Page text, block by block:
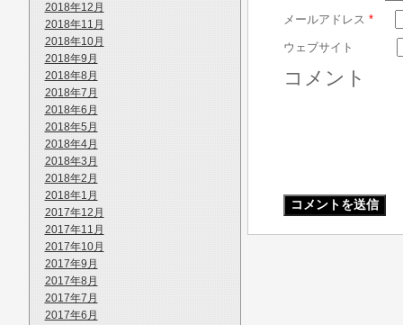
2018年12月
2018年11月
2018年10月
2018年9月
2018年8月
2018年7月
2018年6月
2018年5月
2018年4月
2018年3月
2018年2月
2018年1月
2017年12月
2017年11月
2017年10月
2017年9月
2017年8月
2017年7月
2017年6月
メールアドレス *
ウェブサイト
コメント